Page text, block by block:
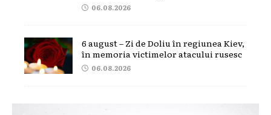
06.08.2026
6 august – Zi de Doliu în regiunea Kiev,
în memoria victimelor atacului rusesc
06.08.2026